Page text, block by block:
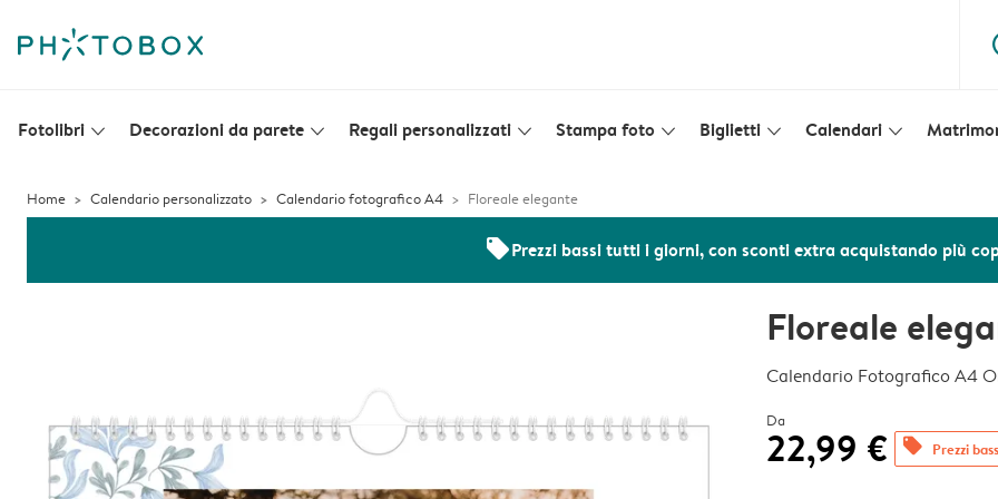
Fotolibri slim_arrow_down Decorazioni da parete slim_arrow_down Regali personalizzati slim_arrow_down Stampa foto slim_arrow_down Biglietti slim_arrow_down Calendari slim_arrow_down
Home Calendario personalizzato Calendario fotografico A4 Floreale elegante
offersPrezzi bassi tutti i giorni, con sconti extra acquistando più
Floreale
Calendario Fotografico A4
Da
22,99 € offers Prezzi